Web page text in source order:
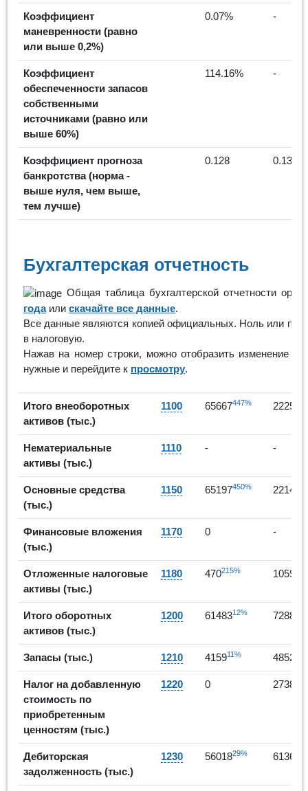
Коэффициент
маневренности (равно
или выше 0,2%)
0.07% -
Коэффициент
обеспеченности запасов
собственными
источниками (равно или
выше 60%)
114.16% -
Коэффициент прогноза
банкротства (норма -
выше нуля, чем выше,
тем лучше)
0.128 0.139
Бухгалтерская отчетность
Общая таблица бухгалтерской отчетности
годаили скачайте все данные.
Все данные являются копией официальных. Ноль или
в налоговую.
Нажав на номер строки, можно отобразить изменение
нужные и перейдите к просмотру.
Итого внеоборотных
активов (тыс.)
1100 65667447% 222540
Нематериальные
активы (тыс.)
1110 - -
Основные средства
(тыс.)
1150 65197450% 221481
Финансовые вложения
(тыс.)
1170 0 -
Отложенные налоговые
активы (тыс.)
1180 470215% 1059
Итого оборотных
активов (тыс.)
1200 6148312% 72880
Запасы (тыс.) 1210 415911% 4852
Налог на добавленную
стоимость по
приобретенным
ценностям (тыс.)
1220 0 2738
Дебиторская
задолженность (тыс.)
1230 5601829% 61360